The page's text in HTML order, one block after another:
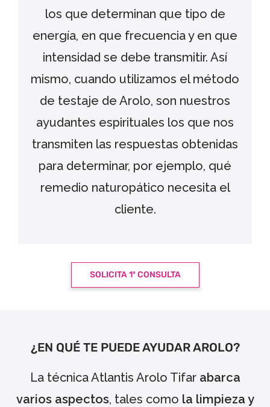
los que determinan que tipo de
energía, en que frecuencia y en que
intensidad se debe transmitir. Así
mismo, cuando utilizamos el método
de testaje de Arolo, son nuestros
ayudantes espirituales los que nos
transmiten las respuestas obtenidas
para determinar, por ejemplo, qué
remedio naturopático necesita el
cliente.
SOLICITA 1ª CONSULTA
¿EN QUÉ TE PUEDE AYUDAR AROLO?
La técnica Atlantis Arolo Tifar abarca
varios aspectos, tales como la limpieza y